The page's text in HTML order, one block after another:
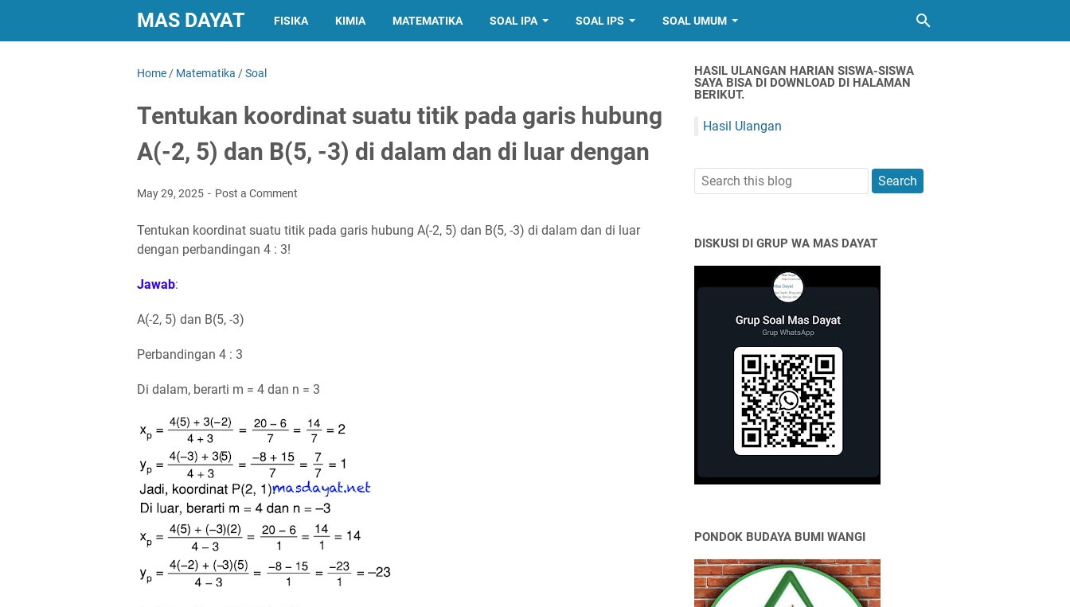
MAS DAYAT FISIKA KIMIA MATEMATIKA SOAL IPA SOAL IPS SOAL UMUM
Home / Matematika /Soal
Tentukan koordinat suatu titik pada garis hubung
A(-2, 5) dan B(5, -3) di dalam dan di luar dengan
May 29, 2025 Post a Comment
Tentukan koordinat suatu titik pada garis hubung A(-2, 5) dan B(5, -3) di dalam dan di luar
dengan perbandingan 4 : 3!
Jawab:
A(-2, 5) dan B(5, -3)
Perbandingan 4 : 3
Di dalam, berarti m = 4 dan n = 3
HASIL ULANGAN HARIAN SISWA-SISWA
SAYA BISA DI DOWNLOAD DI HALAMAN
BERIKUT.
Hasil Ulangan
DISKUSI DI GRUP WA MAS DAYAT
PONDOK BUDAYA BUMI WANGI